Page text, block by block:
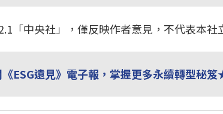
「中央社」，僅反映作者意見，不代表本社
ESG遠見》電子報，掌握更多永續轉型秘